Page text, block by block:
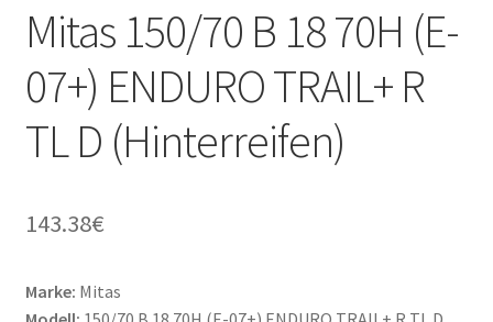
Mitas 150/70 B 18 70H (E-
07+) ENDURO TRAIL+ R
TL D (Hinterreifen)
143.38€
Marke: Mitas